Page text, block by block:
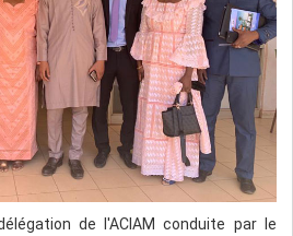
de l'ACIAM conduite par le